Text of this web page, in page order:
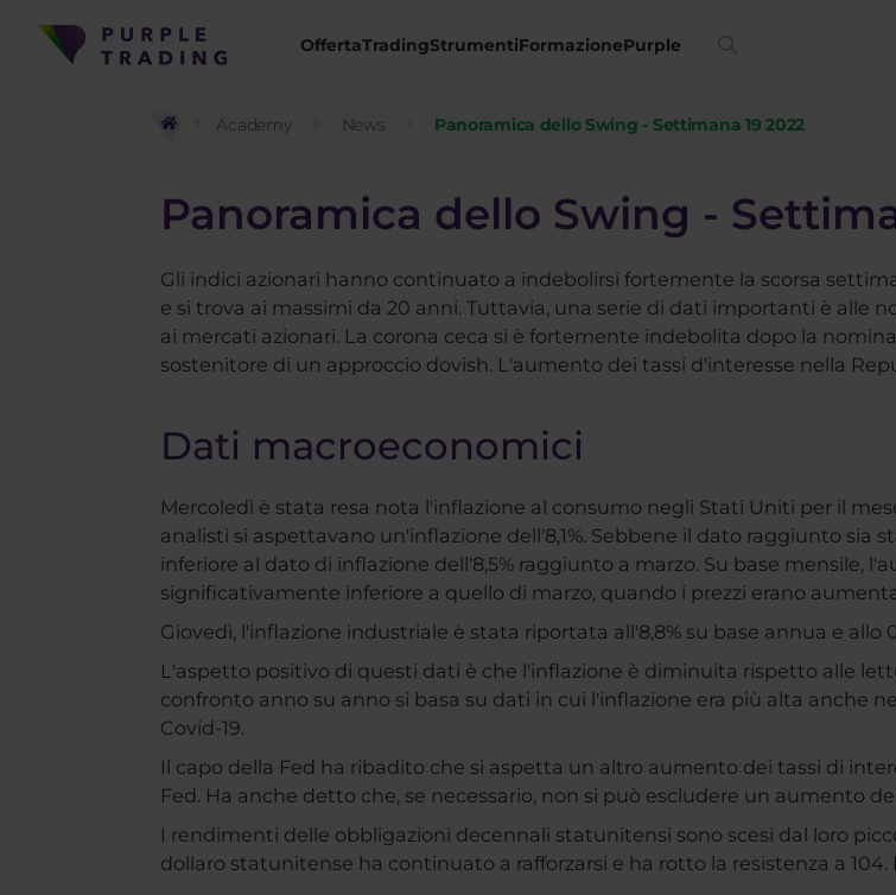
OffertaTradingStrumentiFormazionePurple
Academy News Panoramica dello Swing - Settimana 19 2022
Panoramica dello Swing -
Gli indici azionari hanno continuato a indebolirsi fortemente la scorsa
e si trova ai massimi da 20 anni. Tuttavia, una serie di dati importanti è alle
ai mercati azionari. La corona ceca si è fortemente indebolita dopo la
sostenitore di un approccio dovish. L'aumento dei tassi d'interesse nella
Dati macroeconomici
Mercoledì è stata resa nota l'inflazione al consumo negli Stati Uniti per il
analisti si aspettavano un'inflazione dell'8,1%. Sebbene il dato raggiunto sia
inferiore al dato di inflazione dell'8,5% raggiunto a marzo. Su base mensile,
significativamente inferiore a quello di marzo, quando i prezzi erano
Giovedì, l'inflazione industriale è stata riportata all'8,8% su base annua e allo
L'aspetto positivo di questi dati è che l'inflazione è diminuita rispetto alle
confronto anno su anno si basa su dati in cui l'inflazione era più alta anche
Covid-19.
Il capo della Fed ha ribadito che si aspetta un altro aumento dei tassi di
Fed. Ha anche detto che, se necessario, non si può escludere un aumento
I rendimenti delle obbligazioni decennali statunitensi sono scesi dal loro
dollaro statunitense ha continuato a rafforzarsi e ha rotto la resistenza a